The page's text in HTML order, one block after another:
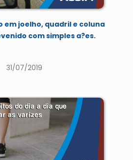
em joelho, quadril e coluna
com simples a?es.
31/07/2019